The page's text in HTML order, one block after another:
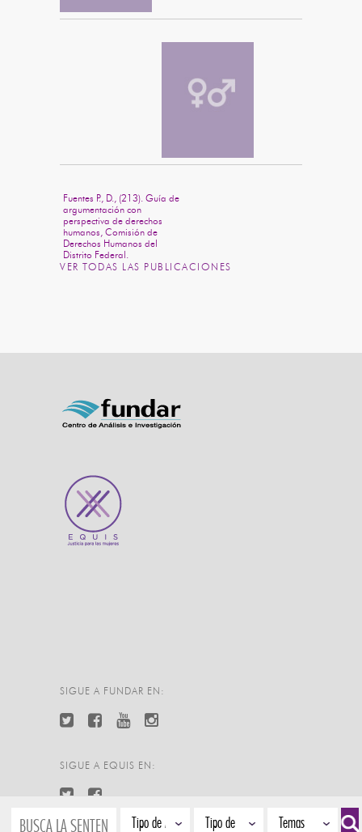
Fuentes P., D., (213). Guía de
argumentación con
perspectiva de derechos
humanos, Comisión de
Derechos Humanos del
Distrito Federal.
VER TODAS LAS PUBLICACIONES
SIGUE A FUNDAR EN:
SIGUE A EQUIS EN: